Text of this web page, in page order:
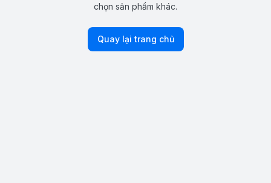
chọn sản phẩm khác.
Quay lại trang chủ